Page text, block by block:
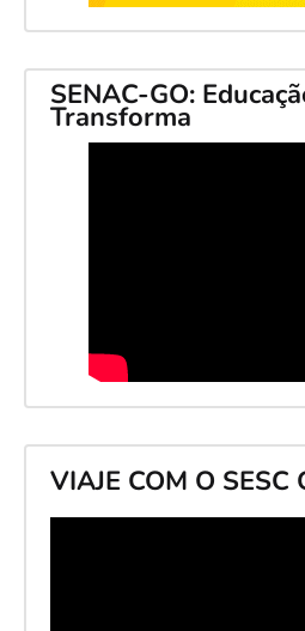
SENAC-GO:
Transforma
VIAJE COM O SESC